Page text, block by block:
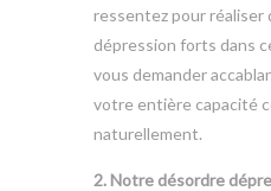
ressentez pour réaliser
dépression forts dans
vous demander
votre entière capacité
naturellement.
2. Notre désordre